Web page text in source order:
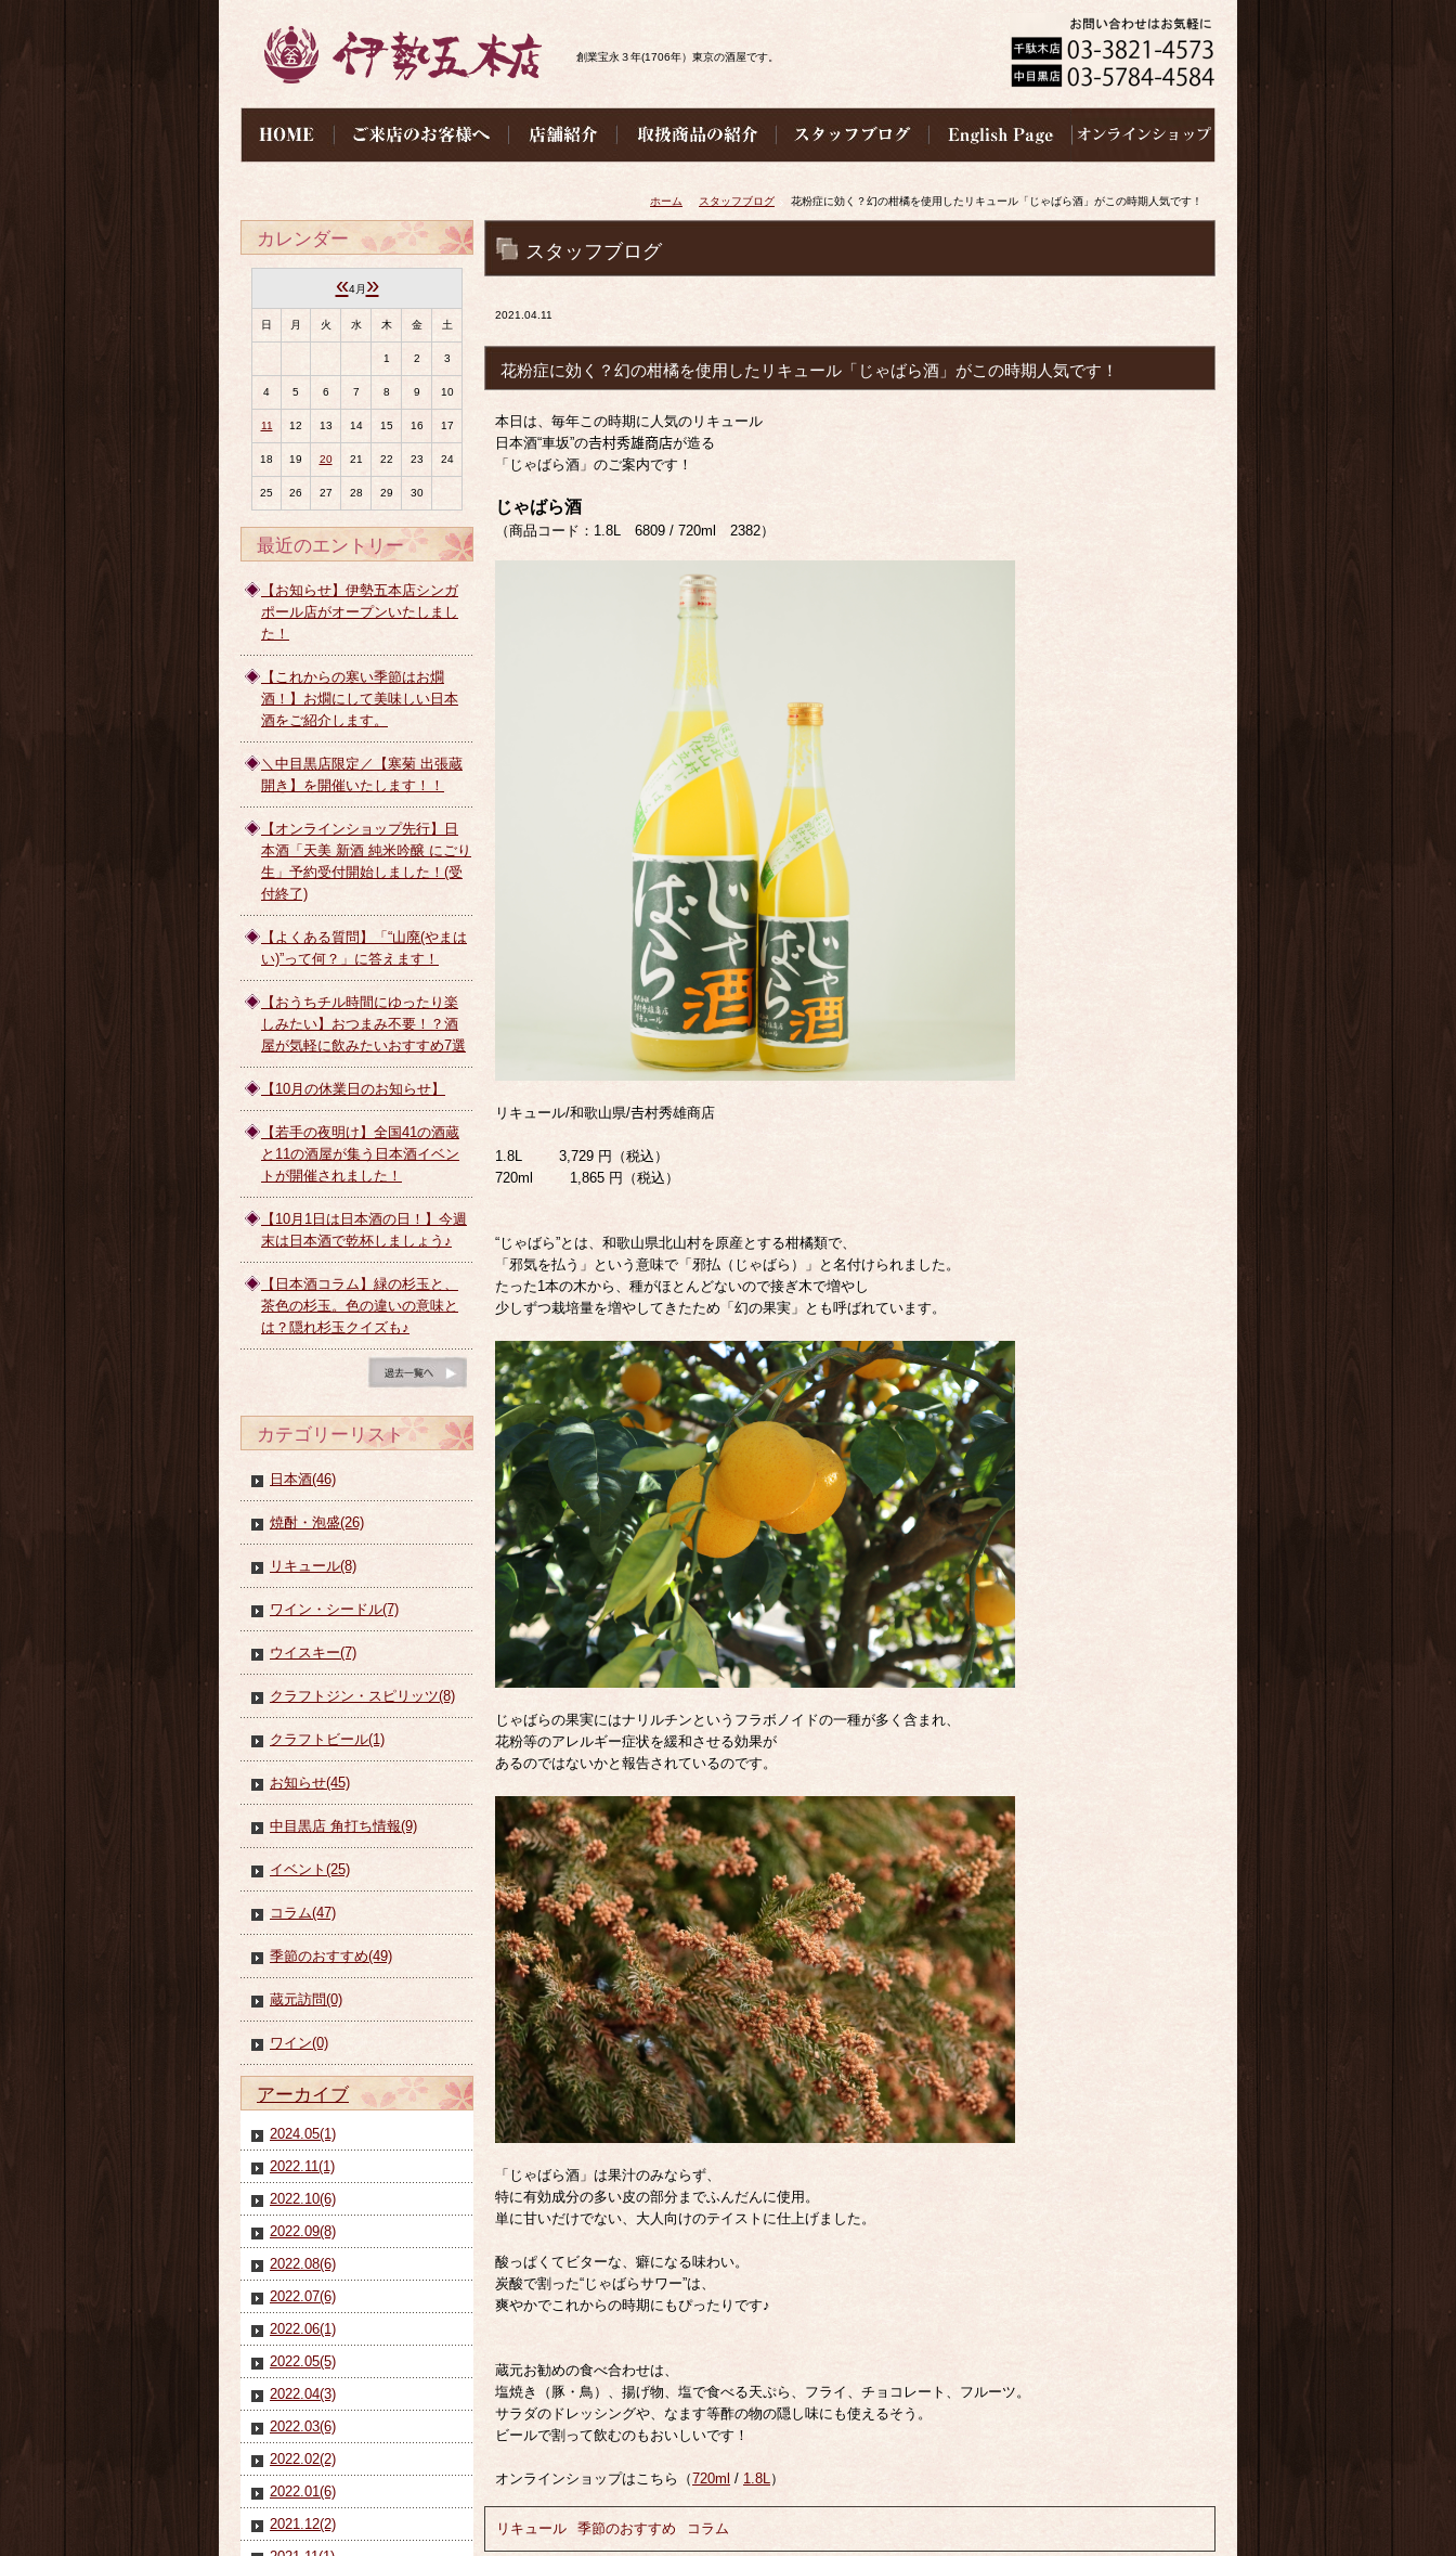
創業宝永３年(1706年）東京の酒屋です。
ホーム スタッフブログ 花粉症に効く？幻の柑橘を使用したリキュール「じゃばら酒」がこの時期人気です！
スタッフブログ
2021.04.11
花粉症に効く？幻の柑橘を使用したリキュール「じゃばら酒」がこの時期人気です！
本日は、毎年この時期に人気のリキュール
日本酒“車坂”の𠮷村秀雄商店が造る
「じゃばら酒」のご案内です！
じゃばら酒
（商品コード：1.8L 6809 / 720ml 2382）
リキュール/和歌山県/𠮷村秀雄商店
1.8L 3,729 円（税込）
720ml 1,865 円（税込）
“じゃばら”とは、和歌山県北山村を原産とする柑橘類で、
「邪気を払う」という意味で「邪払（じゃばら）」と名付けられました。
たった1本の木から、種がほとんどないので接ぎ木で増やし
少しずつ栽培量を増やしてきたため「幻の果実」とも呼ばれています。
じゃばらの果実にはナリルチンというフラボノイドの一種が多く含まれ、
花粉等のアレルギー症状を緩和させる効果が
あるのではないかと報告されているのです。
「じゃばら酒」は果汁のみならず、
特に有効成分の多い皮の部分までふんだんに使用。
単に甘いだけでない、大人向けのテイストに仕上げました。
酸っぱくてビターな、癖になる味わい。
炭酸で割った“じゃばらサワー”は、
爽やかでこれからの時期にもぴったりです♪
蔵元お勧めの食べ合わせは、
塩焼き（豚・鳥）、揚げ物、塩で食べる天ぷら、フライ、チョコレート、フルーツ。
サラダのドレッシングや、なます等酢の物の隠し味にも使えるそう。
ビールで割って飲むのもおいしいです！
オンラインショップはこちら（720ml / 1.8L）
リキュール 季節のおすすめ コラム
カレンダー
«4月 »
日 月 火 水 木 金 土
1 2 3
4 5 6 7 8 9 10
11 12 13 14 15 16 17
18 19 20 21 22 23 24
25 26 27 28 29 30
最近のエントリー
【お知らせ】伊勢五本店シンガ
ポール店がオープンいたしまし
た！
【これからの寒い季節はお燗
酒！】お燗にして美味しい日本
酒をご紹介します。
＼中目黒店限定／【寒菊 出張蔵
開き】を開催いたします！！
【オンラインショップ先行】日
本酒「天美 新酒 純米吟醸 にごり
生」予約受付開始しました！(受
付終了)
【よくある質問】「“山廃(やまは
い)”って何？」に答えます！
【おうちチル時間にゆったり楽
しみたい】おつまみ不要！？酒
屋が気軽に飲みたいおすすめ7選
【10月の休業日のお知らせ】
【若手の夜明け】全国41の酒蔵
と11の酒屋が集う日本酒イベン
トが開催されました！
【10月1日は日本酒の日！】今週
末は日本酒で乾杯しましょう♪
【日本酒コラム】緑の杉玉と、
茶色の杉玉。色の違いの意味と
は？隠れ杉玉クイズも♪
カテゴリーリスト
日本酒(46)
焼酎・泡盛(26)
リキュール(8)
ワイン・シードル(7)
ウイスキー(7)
クラフトジン・スピリッツ(8)
クラフトビール(1)
お知らせ(45)
中目黒店 角打ち情報(9)
イベント(25)
コラム(47)
季節のおすすめ(49)
蔵元訪問(0)
ワイン(0)
アーカイブ
2024.05(1)
2022.11(1)
2022.10(6)
2022.09(8)
2022.08(6)
2022.07(6)
2022.06(1)
2022.05(5)
2022.04(3)
2022.03(6)
2022.02(2)
2022.01(6)
2021.12(2)